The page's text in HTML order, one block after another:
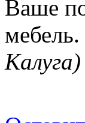
Ваше
мебель.
Калуга)